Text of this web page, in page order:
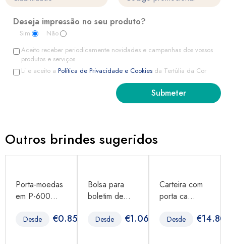
Deseja impressão no seu produto?
Sim
Não
Aceito receber periodicamente novidades e campanhas dos vossos
produtos e serviços.
Li e aceito a Política de Privacidade e Cookies da Tertúlia da Cor
Outros brindes sugeridos
Porta-moedas
em P-600...
Desde €0.85
Bolsa para
boletim de...
Desde €1.06
Carteira com
porta ca...
Desde €14.80